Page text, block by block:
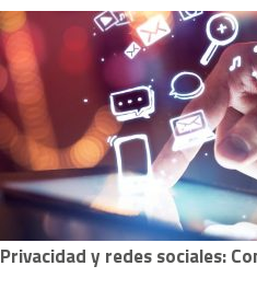
Privacidad y redes sociales: